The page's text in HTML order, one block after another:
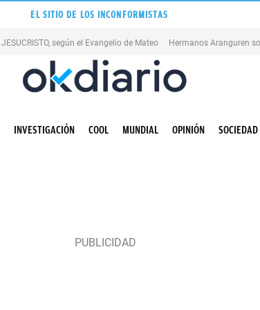
EL SITIO DE LOS INCONFORMISTAS
JESUCRISTO, según el Evangelio de Mateo Hermanos Aranguren
INVESTIGACIÓN COOL MUNDIAL OPINIÓN SOCIEDAD